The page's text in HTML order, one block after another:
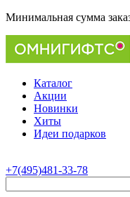
Минимальная сумма
Каталог
Акции
Новинки
Хиты
Идеи подарков
+7(495)481-33-78